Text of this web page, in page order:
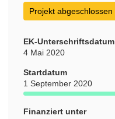
Projekt abgeschlossen
EK-Unterschriftsdatum
4 Mai 2020
Startdatum
1 September 2020
Finanziert unter